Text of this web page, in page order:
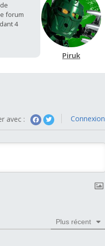
forum
4
Piruk
avec : Connexion
Plus récent